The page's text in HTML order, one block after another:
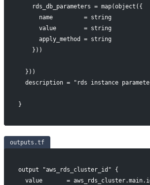
    rds_db_parameters = map(object({
      name         = string
      value        = string
      apply_method = string
    }))
  }))
description = "rds instance
}
outputs.tf
output "aws_rds_cluster_id" {
value       =